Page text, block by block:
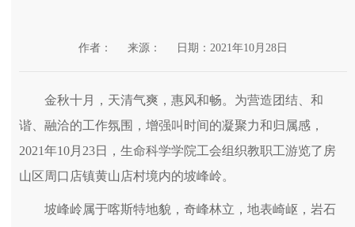
作者： 来源： 日期：2021年10月28日
金秋十月，天清气爽，惠风和畅。为营造团结、和
谐、融洽的工作氛围，增强叫时间的凝聚力和归属感，
2021年10月23日，生命科学学院工会组织教职工游览了房
山区周口店镇黄山店村境内的坡峰岭。
坡峰岭属于喀斯特地貌，奇峰林立，地表崎岖，岩石